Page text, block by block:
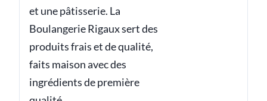
et une pâtisserie. La
Boulangerie Rigaux sert des
produits frais et de qualité,
faits maison avec des
ingrédients de première